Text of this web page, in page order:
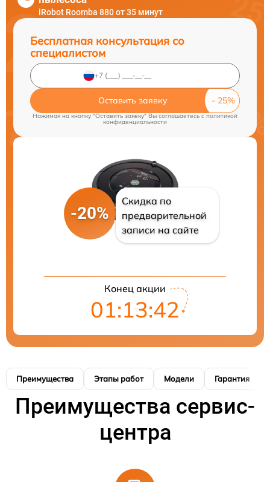
iRobot Roomba 880 от 35 минут
Бесплатная консультация со
специалистом
Оставить заявку
Нажимая на кнопку "Оставить заявку" Вы соглашаетесь cполитикой
конфиденциальности
-20%
Скидка по
предварительной
записи на сайте
Конец акции
01:13:41
Преимущества Этапы работ Модели Гарантия
Преимущества сервис-
центра